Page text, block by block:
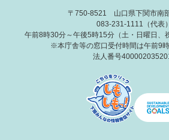
〒750-8521 山口県下関市南
083-231-1111（代表）
午前8時30分～午後5時15分（土・日曜日、
※本庁舎等の窓口受付時間は午前9
法人番号